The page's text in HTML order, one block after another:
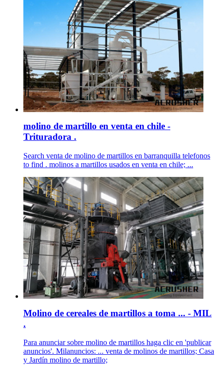
molino de martillo en venta en chile -
Trituradora .
Search venta de molino de martillos en barranquilla telefonos
to find . molinos a martillos usados en venta en chile; ...
Molino de cereales de martillos a toma ... - MIL
.
Para anunciar sobre molino de martillos haga clic en 'publicar
anuncios'. Milanuncios: ... venta de molinos de martillos; Casa
y Jardín molino de martillo;